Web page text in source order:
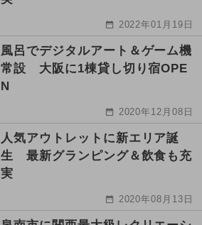
2022年01月19日
風呂でデジタルアート＆ゲーム機
常設 大阪に1棟貸し切り宿OPE
N
2020年12月08日
人気アウトレットに新エリア誕
生 最新グランピング＆飲食も充
実
2020年08月13日